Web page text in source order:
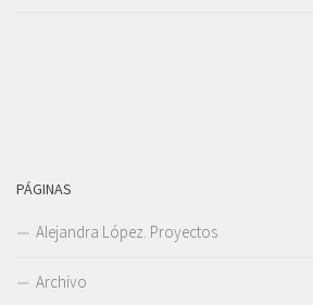
PÁGINAS
Alejandra López. Proyectos
Archivo